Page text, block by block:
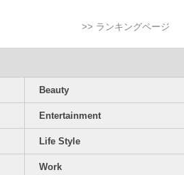
>> ランキングページ
Beauty
Entertainment
Life Style
Work